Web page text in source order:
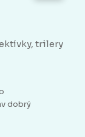
trilery
dobrý